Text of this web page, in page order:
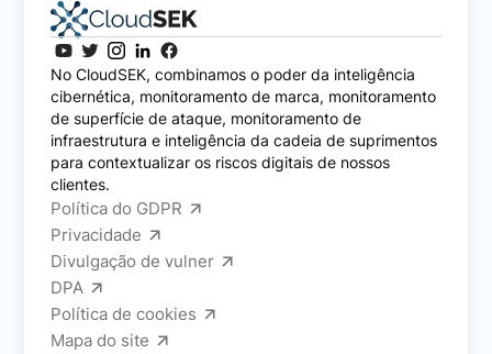
No CloudSEK, combinamos o poder da inteligência
cibernética, monitoramento de marca, monitoramento
de superfície de ataque, monitoramento de
infraestrutura e inteligência da cadeia de suprimentos
para contextualizar os riscos digitais de nossos
clientes.
Política do GDPR
Privacidade
Divulgação de vulner
DPA
Política de cookies
Mapa do site